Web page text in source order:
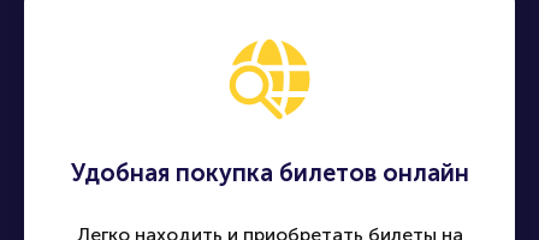
Удобная покупка билетов онлайн
Легко находить и приобретать билеты на